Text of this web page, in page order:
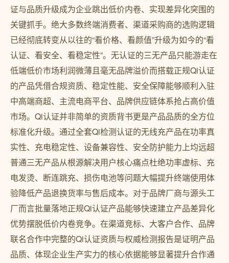
证与品质升级成为企业跳出低价内卷、实现差异化突围的
关键抓手。绝大多数终端消费者、渠道采购商的选购逻辑
已经彻底转变从以往的“看价格、看颜值”升级为如今的“看
认证、看安全、看稳定性”。无认证的三无产品只能游走在
低端低价市场利润微薄且毫无品牌溢价而搭载正规Qi认证
的产品凭借合规资质、稳定性能、安全保障能够顺利入驻
中高端商超、主流电商平台、品牌供应链体系抢占高价值
市场。Qi认证并非简单的资质背书更是产品品质的全方位
标准化升级。通过全套Qi检测认证的无线充产品在功率真
实性、充电稳定性、设备兼容性、安全防护能力上均远超
普通三无产品从根源解决用户核心痛点杜绝功率虚标、充
电发烫、断连跳充、损伤电池等问题大幅提升终端使用体
验降低产品退换货率与售后成本。对于品牌厂商与源头工
厂而言批量落地正规Qi认证产品能够快速建立产品差异化
优势摆脱低价内卷竞争。在渠道竞标、大客户合作、品牌
联名合作中完整的Qi认证资质与权威检测报告是证明产品
品质、体现企业生产实力的核心依据能够显著提升合作通